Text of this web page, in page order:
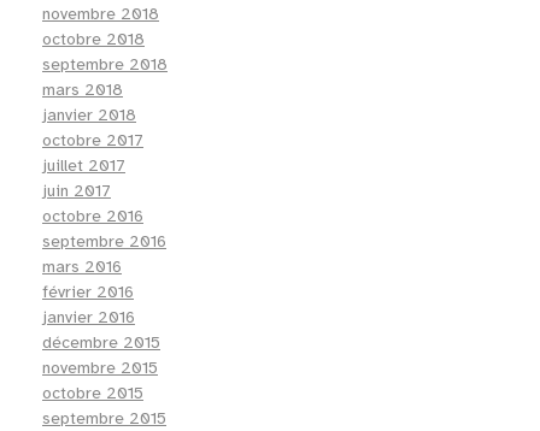
novembre 2018
octobre 2018
septembre 2018
mars 2018
janvier 2018
octobre 2017
juillet 2017
juin 2017
octobre 2016
septembre 2016
mars 2016
février 2016
janvier 2016
décembre 2015
novembre 2015
octobre 2015
septembre 2015